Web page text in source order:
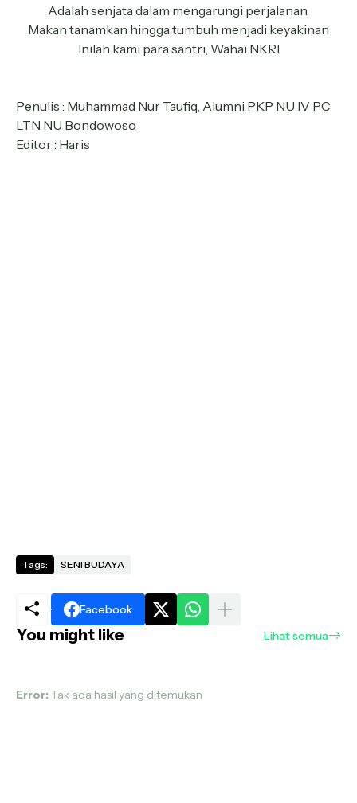
Adalah senjata dalam mengarungi perjalanan
Makan tanamkan hingga tumbuh menjadi keyakinan
Inilah kami para santri, Wahai NKRI
Penulis : Muhammad Nur Taufiq, Alumni PKP NU IV PC
LTN NU Bondowoso
Editor : Haris
Tags: SENI BUDAYA
Facebook
You might like Lihat semua
Error: Tak ada hasil yang ditemukan